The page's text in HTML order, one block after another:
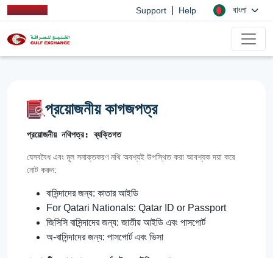
Support Help বাংলা
প্রয়োজনীয় কাগজপত্র
প্রয়োজনীয় নথিপত্র: ব্যক্তিগত
যেসববৈধ এবং মূল সনাক্তকরণ নথি অবশ্যই উপস্থিত করা আবশ্যক দয়া করে
নোট করুন:
বাসিন্দাদের জন্য: কাতার আইডি
For Qatari Nationals: Qatar ID or Passport
জিসিসি বাসিন্দাদের জন্য: জাতীয় আইডি এবং পাসপোর্ট
অ-বাসিন্দাদের জন্য: পাসপোর্ট এবং ভিসা